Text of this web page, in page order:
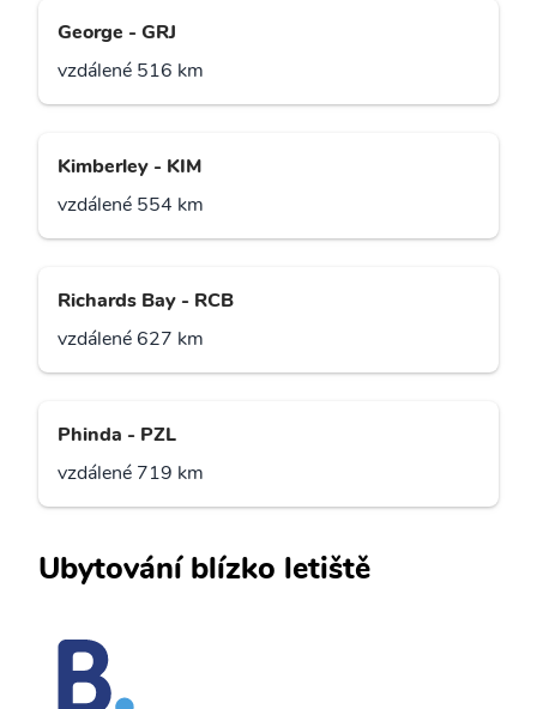
George - GRJ
vzdálené 516 km
Kimberley - KIM
vzdálené 554 km
Richards Bay - RCB
vzdálené 627 km
Phinda - PZL
vzdálené 719 km
Ubytování blízko letiště